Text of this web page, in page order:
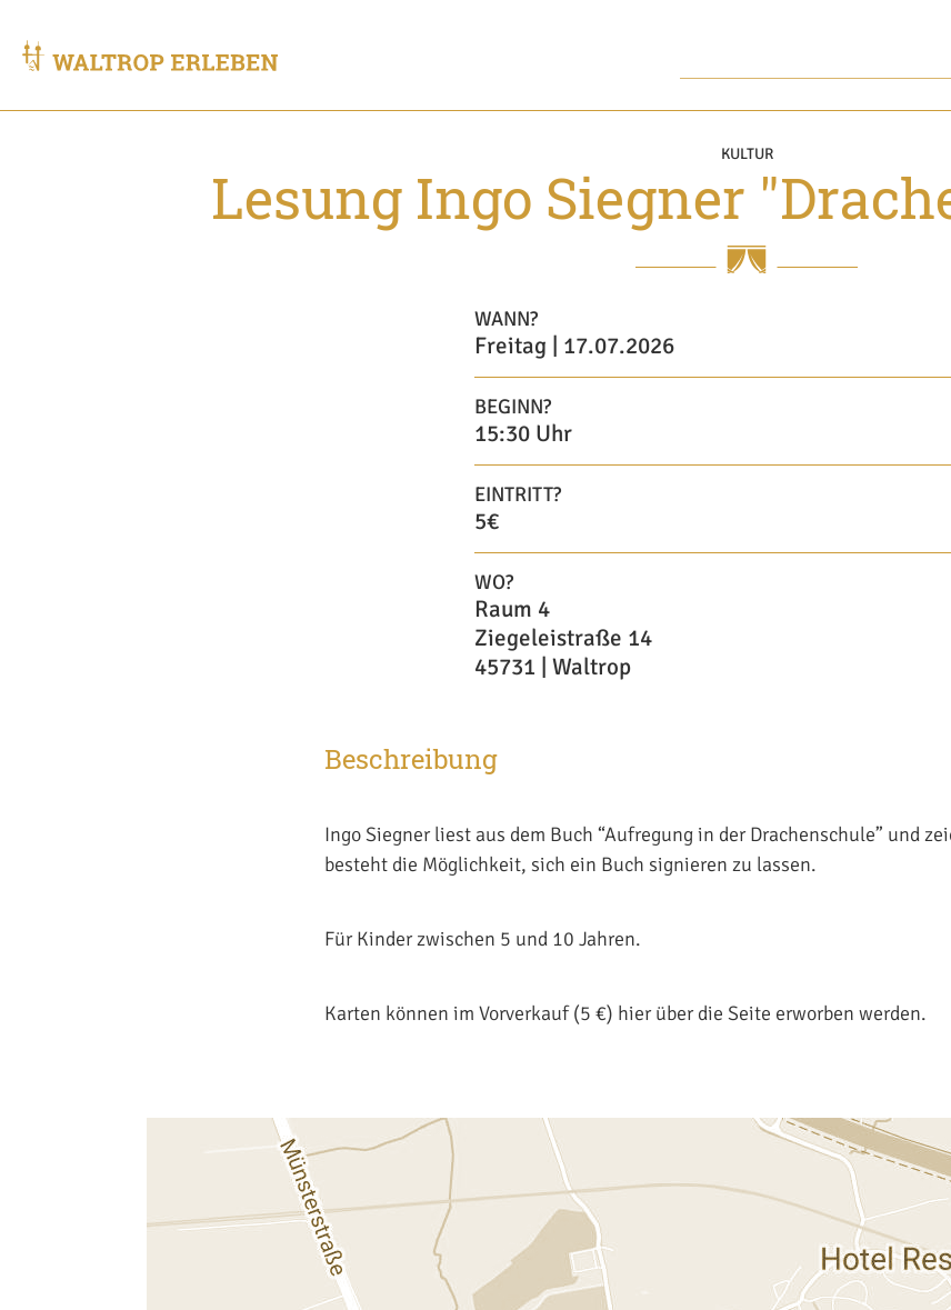
KULTUR
Lesung Ingo Siegner
WANN?
Freitag | 17.07.2026
BEGINN?
15:30 Uhr
EINTRITT?
5€
WO?
Raum 4
Ziegeleistraße 14
45731 | Waltrop
Beschreibung
Ingo Siegner liest aus dem Buch “Aufregung in der Drachenschule” und
besteht die Möglichkeit, sich ein Buch signieren zu lassen.
Für Kinder zwischen 5 und 10 Jahren.
Karten können im Vorverkauf (5 €) hier über die Seite erworben werden.